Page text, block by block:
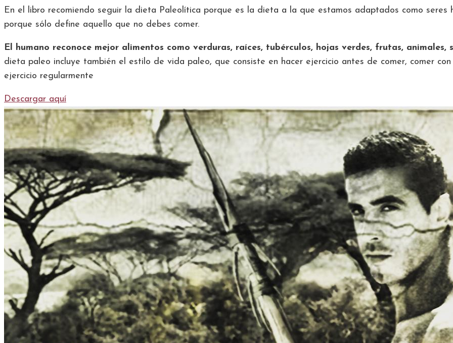
En el libro recomiendo seguir la dieta Paleolítica porque es la dieta a la que estamos adaptados como seres
porque sólo define aquello que no debes comer.
El humano reconoce mejor alimentos como verduras, raíces, tubérculos, hojas verdes, frutas, animales,
dieta paleo incluye también el estilo de vida paleo, que consiste en hacer ejercicio antes de comer, comer
ejercicio regularmente
Descargar aquí